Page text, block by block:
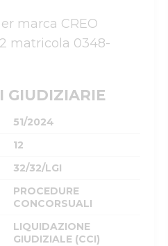
marca CREO
matricola 0348-
GIUDIZIARIE
51/2024
12
32/32/LGI
PROCEDURE
CONCORSUALI
LIQUIDAZIONE
GIUDIZIALE (CCI)